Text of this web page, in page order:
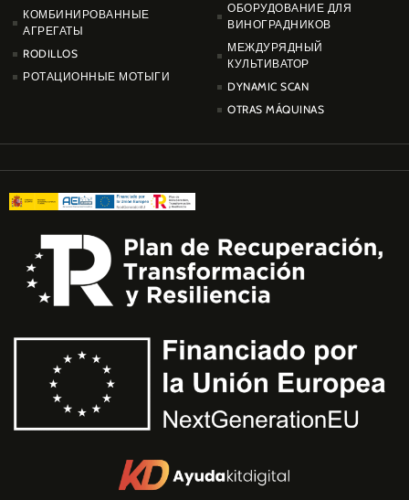
КОМБИНИРОВАННЫЕ
АГРЕГАТЫ
RODILLOS
РОТАЦИОННЫЕ МОТЫГИ
ОБОРУДОВАНИЕ ДЛЯ
ВИНОГРАДНИКОВ
МЕЖДУРЯДНЫЙ
КУЛЬТИВАТОР
DYNAMIC SCAN
OTRAS MÁQUINAS